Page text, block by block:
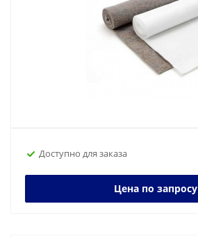
Доступно для заказа
Цена по запросу